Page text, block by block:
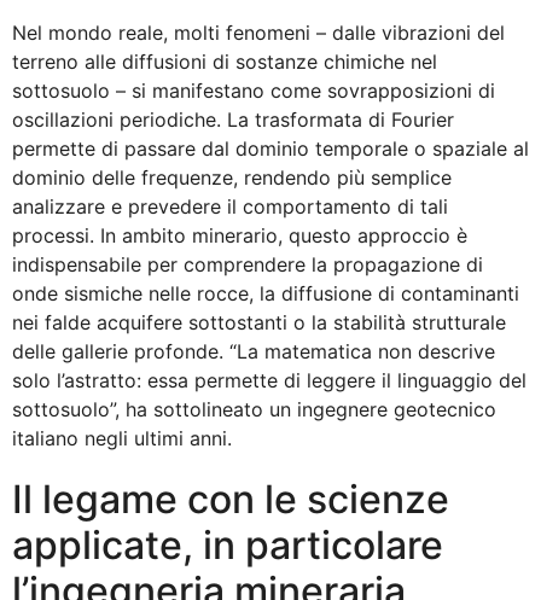
Nel mondo reale, molti fenomeni – dalle vibrazioni del
terreno alle diffusioni di sostanze chimiche nel
sottosuolo – si manifestano come sovrapposizioni di
oscillazioni periodiche. La trasformata di Fourier
permette di passare dal dominio temporale o spaziale al
dominio delle frequenze, rendendo più semplice
analizzare e prevedere il comportamento di tali
processi. In ambito minerario, questo approccio è
indispensabile per comprendere la propagazione di
onde sismiche nelle rocce, la diffusione di contaminanti
nei falde acquifere sottostanti o la stabilità strutturale
delle gallerie profonde. “La matematica non descrive
solo l’astratto: essa permette di leggere il linguaggio del
sottosuolo”, ha sottolineato un ingegnere geotecnico
italiano negli ultimi anni.
Il legame con le scienze
applicate, in particolare